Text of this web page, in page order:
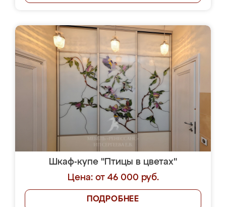
Шкаф-купе "Птицы в цветах"
Цена: от 46 000 руб.
ПОДРОБНЕЕ